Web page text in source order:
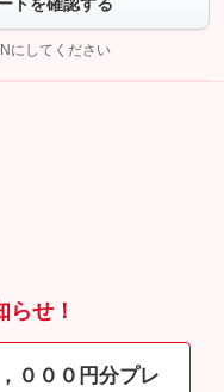
問い合わせを
にしてください
せ！
０００円分プレ